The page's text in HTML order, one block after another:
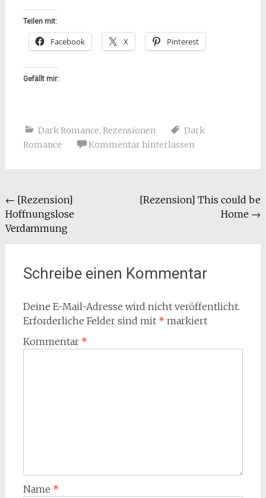
Teilen mit:
Facebook X Pinterest
Gefällt mir:
Dark Romance, Rezensionen
Dark
Romance
Kommentar hinterlassen
Beitragsnavigation
← [Rezension]
Hoffnungslose
Verdammung
[Rezension] This could be
Home →
Schreibe einen Kommentar
Deine E-Mail-Adresse wird nicht veröffentlicht.
Erforderliche Felder sind mit * markiert
Kommentar *
Name *